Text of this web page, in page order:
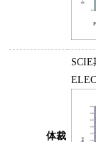
体裁